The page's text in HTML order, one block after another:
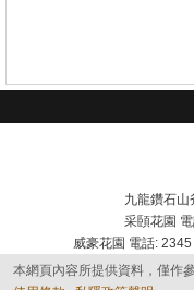
九龍鑽石
采頣花園
威豪花園 電話:
本網頁內容所提供資料，僅作